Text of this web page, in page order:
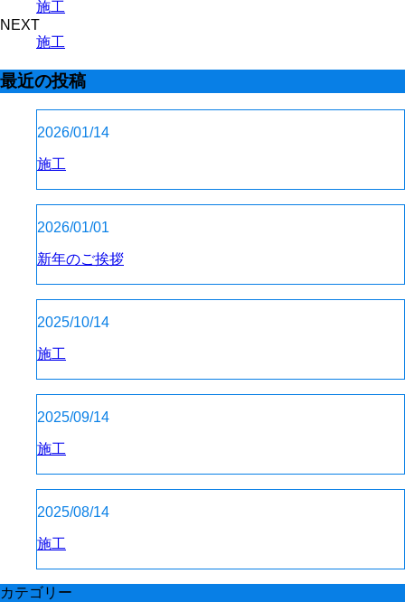
施工
NEXT
施工
最近の投稿
2026/01/14
施工
2026/01/01
新年のご挨拶
2025/10/14
施工
2025/09/14
施工
2025/08/14
施工
カテゴリー